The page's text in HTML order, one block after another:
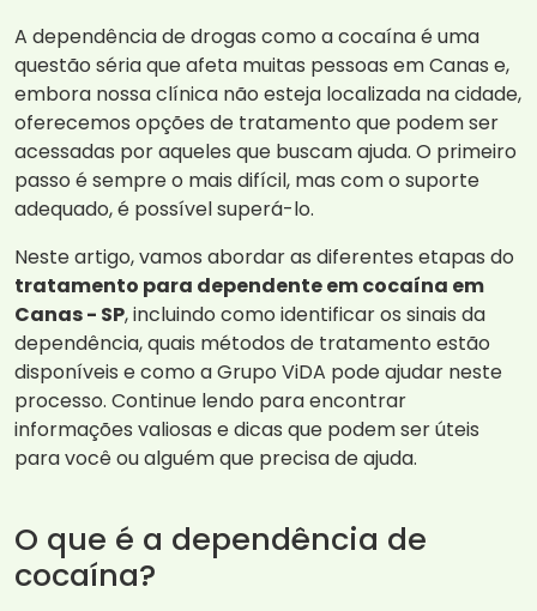
A dependência de drogas como a cocaína é uma
questão séria que afeta muitas pessoas em Canas e,
embora nossa clínica não esteja localizada na cidade,
oferecemos opções de tratamento que podem ser
acessadas por aqueles que buscam ajuda. O primeiro
passo é sempre o mais difícil, mas com o suporte
adequado, é possível superá-lo.
Neste artigo, vamos abordar as diferentes etapas do
tratamento para dependente em cocaína em
Canas - SP, incluindo como identificar os sinais da
dependência, quais métodos de tratamento estão
disponíveis e como a Grupo ViDA pode ajudar neste
processo. Continue lendo para encontrar
informações valiosas e dicas que podem ser úteis
para você ou alguém que precisa de ajuda.
O que é a dependência de
cocaína?